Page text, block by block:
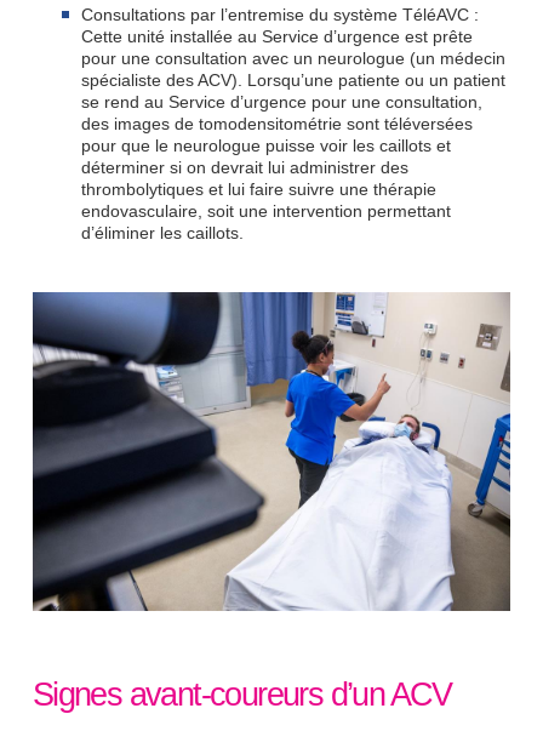
Consultations par l’entremise du système TéléAVC :
Cette unité installée au Service d’urgence est prête
pour une consultation avec un neurologue (un médecin
spécialiste des ACV). Lorsqu’une patiente ou un patient
se rend au Service d’urgence pour une consultation,
des images de tomodensitométrie sont téléversées
pour que le neurologue puisse voir les caillots et
déterminer si on devrait lui administrer des
thrombolytiques et lui faire suivre une thérapie
endovasculaire, soit une intervention permettant
d’éliminer les caillots.
Signes avant-coureurs d’un ACV